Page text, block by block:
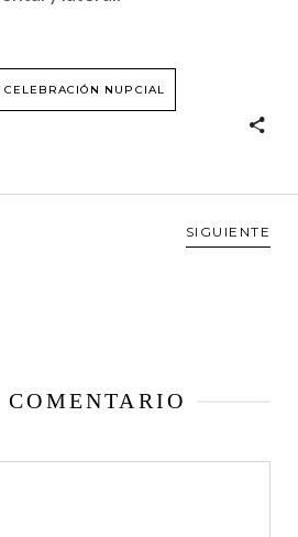
CELEBRACIÓN NUPCIAL
SIGUIENTE